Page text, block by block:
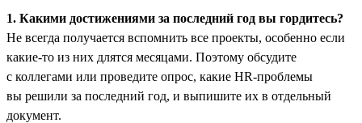
1. Какими достижениями за последний год вы гордитесь?
Не всегда получается вспомнить все проекты, особенно если
какие-то из них длятся месяцами. Поэтому обсудите
с коллегами или проведите опрос, какие HR-проблемы
вы решили за последний год, и выпишите их в отдельный
документ.